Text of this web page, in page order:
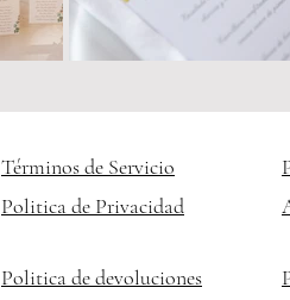
Términos de Servicio
Politica de Privacidad
Politica de devoluciones